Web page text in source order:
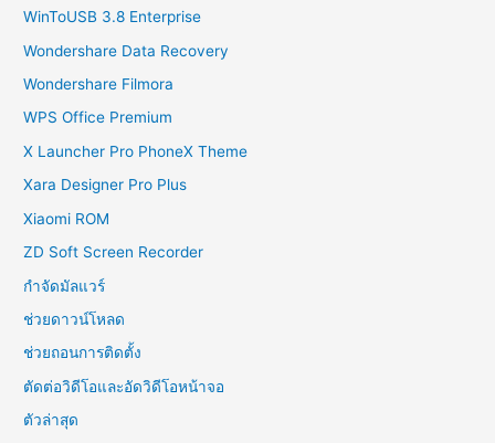
WinToUSB 3.8 Enterprise
Wondershare Data Recovery
Wondershare Filmora
WPS Office Premium
X Launcher Pro PhoneX Theme
Xara Designer Pro Plus
Xiaomi ROM
ZD Soft Screen Recorder
กำจัดมัลแวร์
ช่วยดาวน์โหลด
ช่วยถอนการติดตั้ง
ตัดต่อวิดีโอและอัดวิดีโอหน้าจอ
ตัวล่าสุด